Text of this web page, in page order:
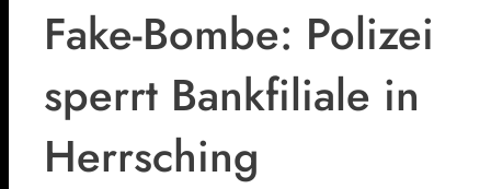
Fake-Bombe: Polizei
sperrt Bankfiliale in
Herrsching